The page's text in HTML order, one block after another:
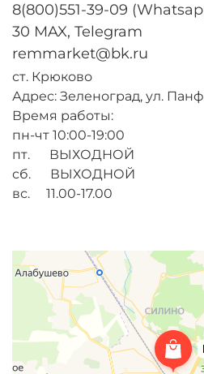
8(800)551-39-09
30 MAX, Telegram
remmarket@bk.ru
ст. Крюково
Адрес: Зеленоград, ул.
Время работы:
пн-чт 10:00-19:00
пт. ВЫХОДНОЙ
сб. ВЫХОДНОЙ
вс. 11.00-17.00